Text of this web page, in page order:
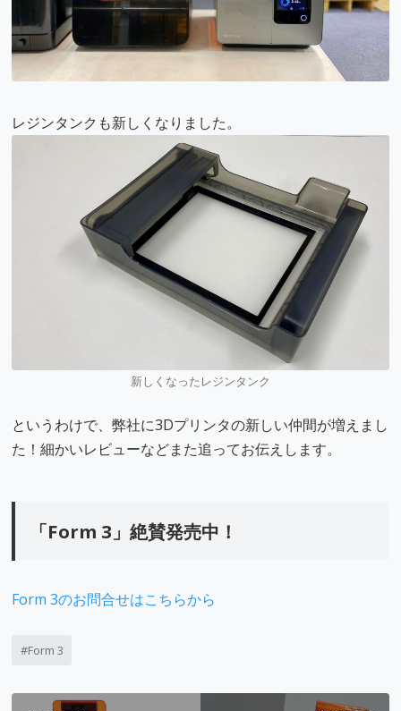
レジンタンクも新しくなりました。
新しくなったレジンタンク
というわけで、弊社に3Dプリンタの新しい仲間が増えまし
た！細かいレビューなどまた追ってお伝えします。
「Form 3」絶賛発売中！
Form 3のお問合せはこちらから
Form 3
前